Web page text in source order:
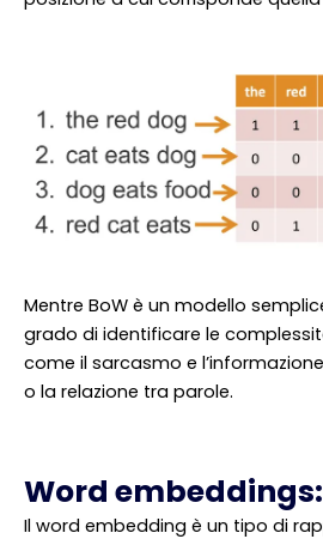
Mentre BoW è un modello
grado di identificare le
come il sarcasmo e
o la relazione tra parole.
Word embeddings:
Il word embedding è un tipo di